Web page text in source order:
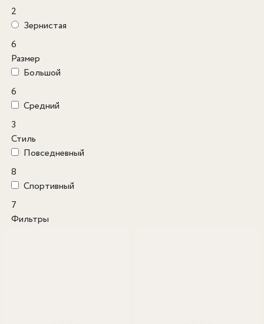
2
Зернистая
6
Размер
Большой
6
Средний
3
Стиль
Повседневный
8
Спортивный
7
Фильтры